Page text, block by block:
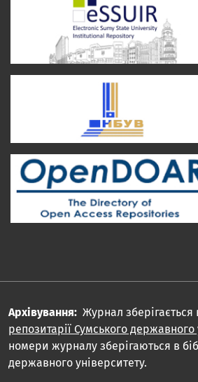
Архівування: Журнал зберігається
репозитарії Сумського державного
номери журналу зберігаються в
державного університету.